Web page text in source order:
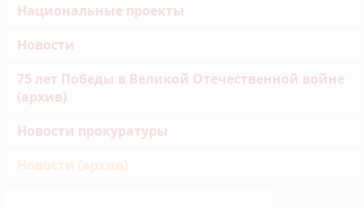
Национальные проекты
Новости
75 лет Победы в Великой Отечественной войне
(архив)
Новости прокуратуры
Новости (архив)